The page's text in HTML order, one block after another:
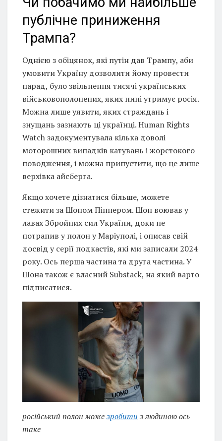
публічне приниження
Трампа?
Однією з обіцянок, які путін дав Трампу, аби
умовити Україну дозволити йому провести
парад, було звільнення тисячі українських
військовополонених, яких нині утримує росія.
Можна лише уявити, яких страждань і
знущань зазнають ці українці. Human Rights
Watch задокументувала кілька доволі
моторошних випадків катувань і жорстокого
поводження, і можна припустити, що це лише
верхівка айсберга.
Якщо хочете дізнатися більше, можете
стежити за Шоном Піннером. Шон воював у
лавах Збройних сил України, доки не
потрапив у полон у Маріуполі, і описав свій
досвід у серії подкастів, які ми записали 2024
року. Ось перша частина та друга частина. У
Шона також є власний Substack, на який варто
підписатися.
російський полон можезробити з людиною ось
таке